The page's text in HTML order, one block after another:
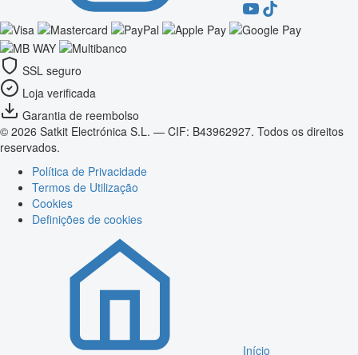
SSL seguro
Loja verificada
Garantia de reembolso
© 2026 Satkit Electrónica S.L. — CIF: B43962927. Todos os direitos
reservados.
Política de Privacidade
Termos de Utilização
Cookies
Definições de cookies
Início